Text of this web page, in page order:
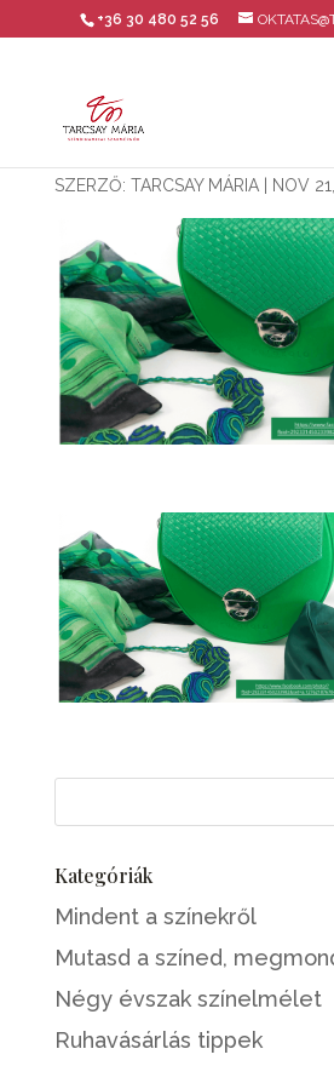
+36 30 480 52 56
SZERZŐ: TARCSAY MÁRIA| NOV
Kategóriák
Mindent a színekről
Mutasd a színed,
Négy évszak színelmélet
Ruhavásárlás tippek